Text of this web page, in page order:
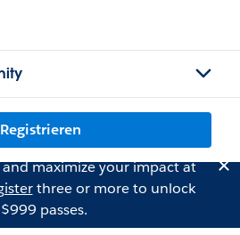
Registrieren
maximize your impact at
three or more to unlock
$999 passes.